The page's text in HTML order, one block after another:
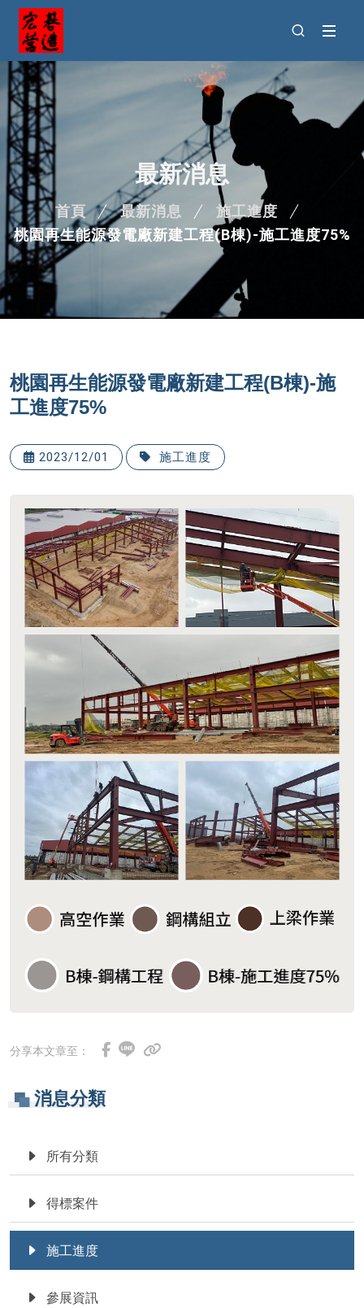
最新消息
首頁 最新消息
施工進度
桃園再生能源發電廠新建工程(B棟)-施工進度75%
消息分類
所有分類
得標案件
施工進度
參展資訊
桃園再生能源發電廠新建工程(B棟)-施
工進度75%
2023/12/01 施工進度
分享本文章至：